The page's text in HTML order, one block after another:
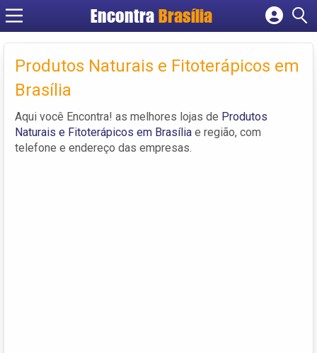
EncontraBrasília
Cadastrar empresa
Criar conta
Produtos Naturais e Fitoterápicos em
Brasília
Aqui você Encontra! as melhores lojas de Produtos
Naturais e Fitoterápicos em Brasília e região, com
telefone e endereço das empresas.